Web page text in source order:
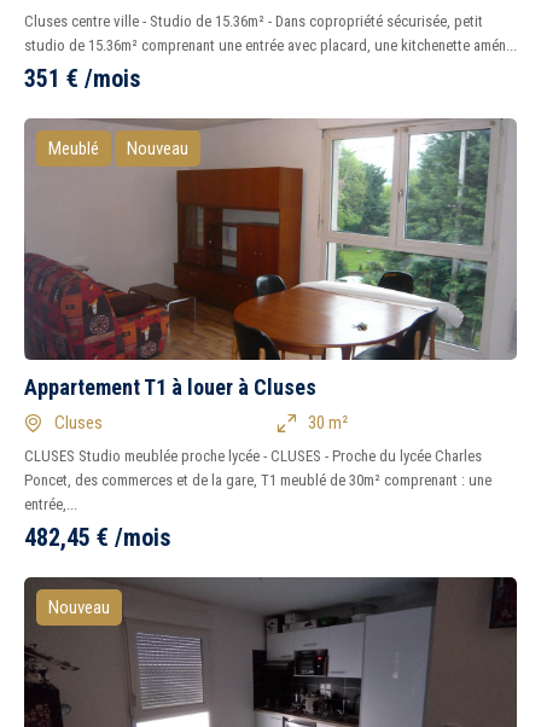
Cluses centre ville - Studio de 15.36m² - Dans copropriété sécurisée, petit
studio de 15.36m² comprenant une entrée avec placard, une kitchenette amén...
351 € /mois
Meublé Nouveau
Appartement T1 à louer à Cluses
Cluses 30 m²
CLUSES Studio meublée proche lycée - CLUSES - Proche du lycée Charles
Poncet, des commerces et de la gare, T1 meublé de 30m² comprenant : une
entrée,...
482,45 € /mois
Nouveau